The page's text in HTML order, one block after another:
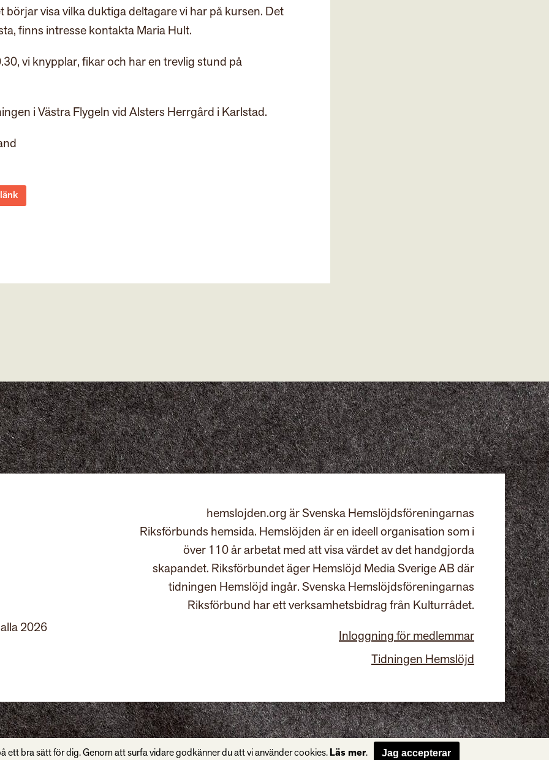
visa vilka duktiga deltagare vi har på kursen. Det
finns intresse kontakta Maria Hult.
vi knypplar, fikar och har en trevlig stund på
i Västra Flygeln vid Alsters Herrgård i Karlstad.
2026
hemslojden.org är Svenska Hemslöjdsföreningarnas
Riksförbunds hemsida. Hemslöjden är en ideell organisation som i
över 110 år arbetat med att visa värdet av det handgjorda
skapandet. Riksförbundet äger Hemslöjd Media Sverige AB där
tidningen Hemslöjd ingår. Svenska Hemslöjdsföreningarnas
Riksförbund har ett verksamhetsbidrag från Kulturrådet.
Inloggning för medlemmar
Tidningen Hemslöjd
ett bra sätt för dig. Genom att surfa vidare godkänner du att vi använder cookies.Läs mer. Jag accepterar